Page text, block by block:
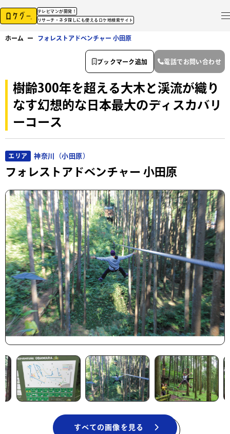
テレビマンが開発！
リサーチ・ネタ探しにも使えるロケ地検索サイト
ホーム ー フォレストアドベンチャー 小田原
樹齢300年を超える大木と渓流が織り
なす幻想的な日本最大のディスカバリ
ーコース
エリア 神奈川（小田原）
フォレストアドベンチャー 小田原
すべての画像を見る
ブックマーク追加 電話でお問い合わせ